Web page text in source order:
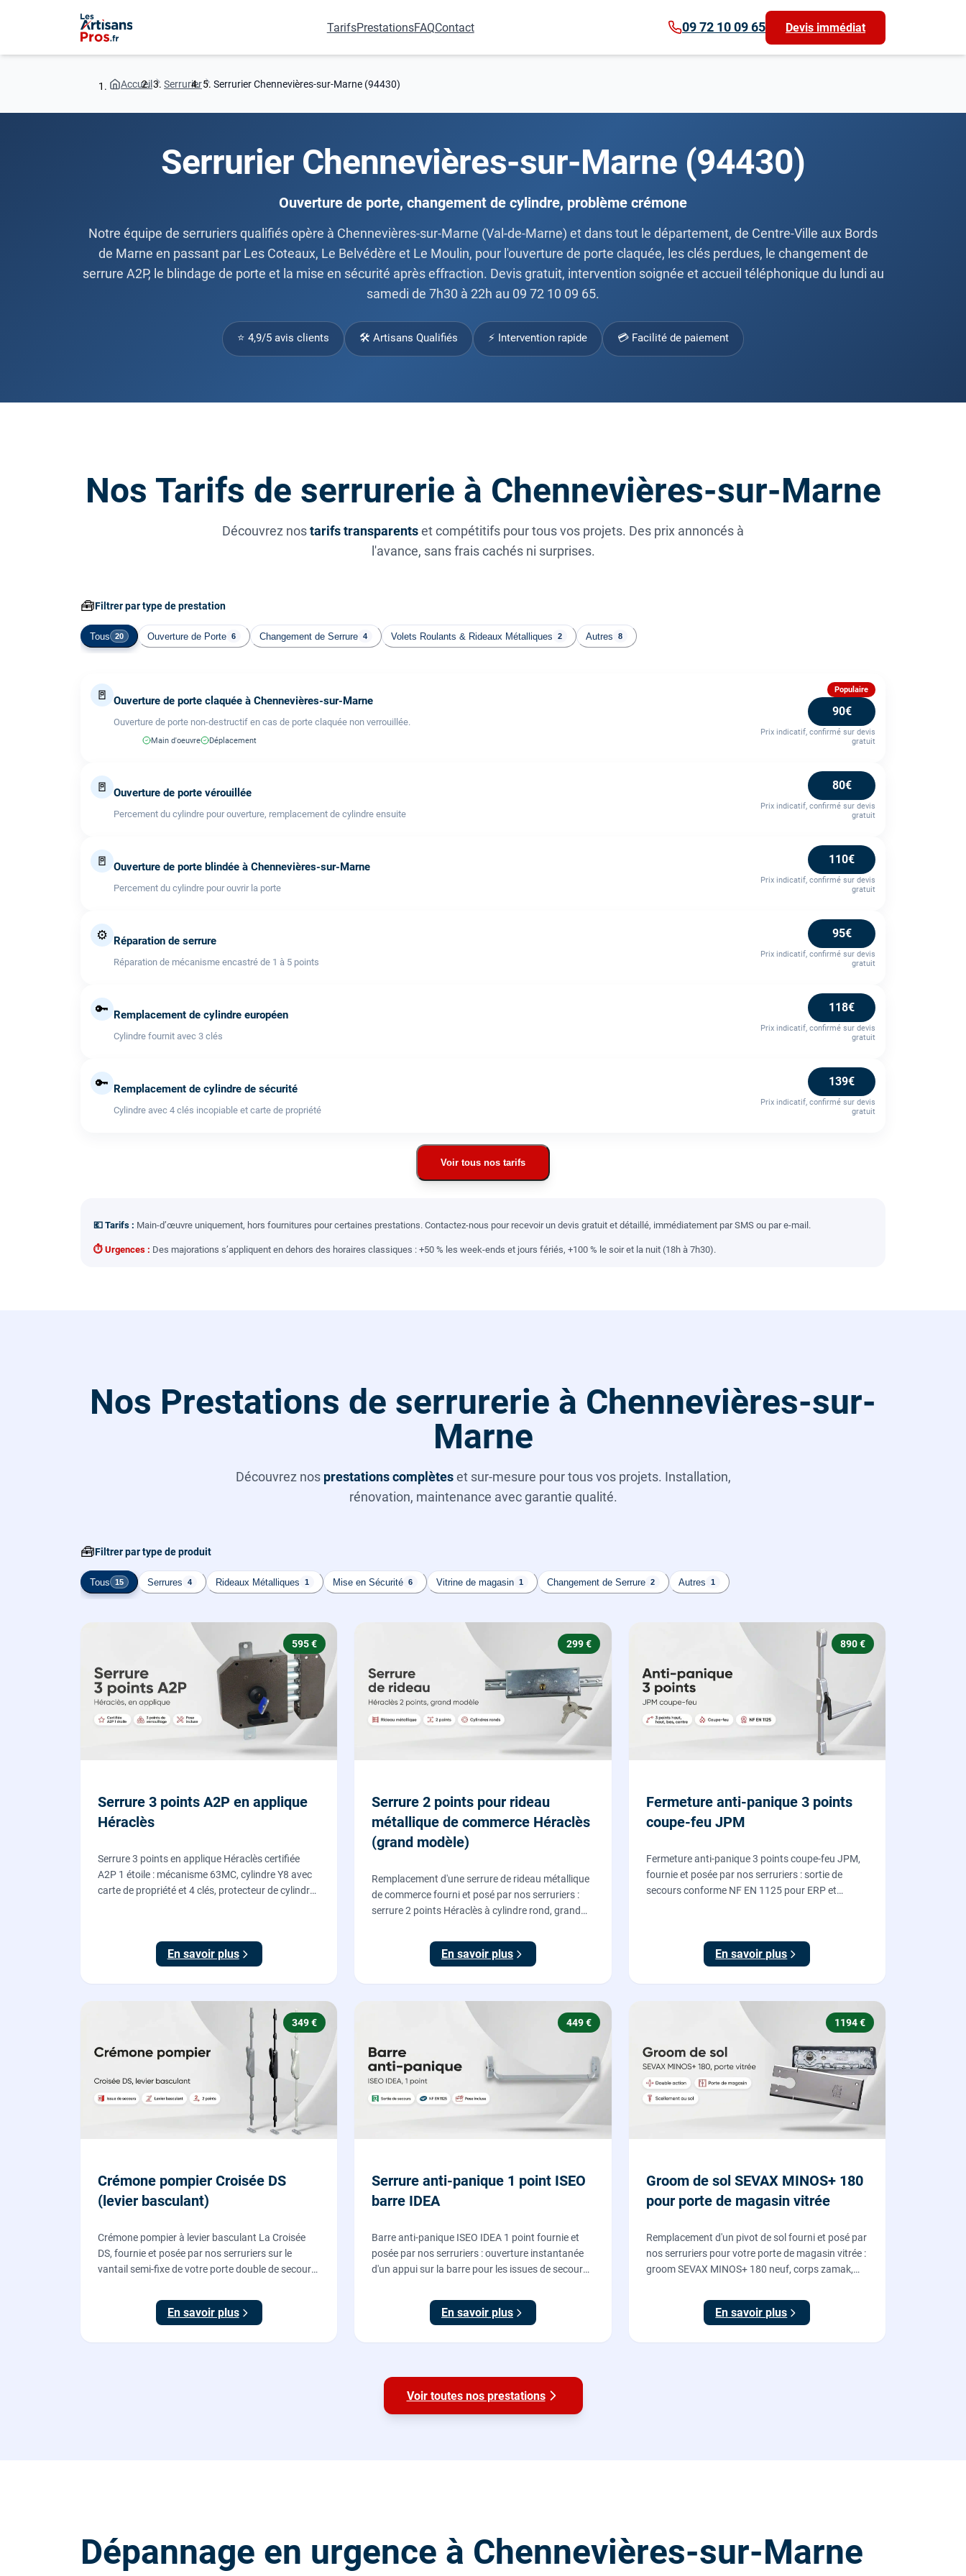
TarifsPrestationsFAQContact 09 72 10 09 65 Devis immédiat
Accueil Serrurier Serrurier Chennevières-sur-Marne (94430)
Serrurier Chennevières-sur-Marne (94430)
Ouverture de porte, changement de cylindre, problème crémone
Notre équipe de serruriers qualifiés opère à Chennevières-sur-Marne (Val-de-Marne) et dans tout le département, de Centre-Ville aux Bords
de Marne en passant par Les Coteaux, Le Belvédère et Le Moulin, pour l'ouverture de porte claquée, les clés perdues, le changement de
serrure A2P, le blindage de porte et la mise en sécurité après effraction. Devis gratuit, intervention soignée et accueil téléphonique du lundi au
samedi de 7h30 à 22h au 09 72 10 09 65.
⭐ 4,9/5 avis clients 🛠 Artisans Qualifiés ⚡ Intervention rapide 💳 Facilité de paiement
Nos Tarifs de serrurerie à Chennevières-sur-Marne
Découvrez nostarifs transparentset compétitifs pour tous vos projets. Des prix annoncés à
l'avance, sans frais cachés ni surprises.
🧰Filtrer par type de prestation
Tous 20 Ouverture de Porte 6 Changement de Serrure 4 Volets Roulants & Rideaux Métalliques 2 Autres 8
🚪 Ouverture de porte claquée à Chennevières-sur-Marne
Ouverture de porte non-destructif en cas de porte claquée non verrouillée.
Main d'oeuvre Déplacement
Populaire
90€
Prix indicatif, confirmé sur devis
gratuit
🚪 Ouverture de porte vérouillée
Percement du cylindre pour ouverture, remplacement de cylindre ensuite
80€
Prix indicatif, confirmé sur devis
gratuit
🚪 Ouverture de porte blindée à Chennevières-sur-Marne
Percement du cylindre pour ouvrir la porte
110€
Prix indicatif, confirmé sur devis
gratuit
⚙️ Réparation de serrure
Réparation de mécanisme encastré de 1 à 5 points
95€
Prix indicatif, confirmé sur devis
gratuit
🔑 Remplacement de cylindre européen
Cylindre fournit avec 3 clés
118€
Prix indicatif, confirmé sur devis
gratuit
🔑 Remplacement de cylindre de sécurité
Cylindre avec 4 clés incopiable et carte de propriété
139€
Prix indicatif, confirmé sur devis
gratuit
Voir tous nos tarifs
💶 Tarifs : Main-d’œuvre uniquement, hors fournitures pour certaines prestations. Contactez-nous pour recevoir un devis gratuit et détaillé, immédiatement par SMS ou par e-mail.
⏱ Urgences : Des majorations s’appliquent en dehors des horaires classiques : +50 % les week-ends et jours fériés, +100 % le soir et la nuit (18h à 7h30).
Nos Prestations de serrurerie à Chennevières-sur-
Marne
Découvrez nos prestations complèteset sur-mesure pour tous vos projets. Installation,
rénovation, maintenance avec garantie qualité.
🧰Filtrer par type de produit
Tous 15 Serrures 4 Rideaux Métalliques 1 Mise en Sécurité 6 Vitrine de magasin 1 Changement de Serrure 2 Autres 1
595 €
Serrure 3 points A2P en applique
Héraclès
Serrure 3 points en applique Héraclès certifiée
A2P 1 étoile : mécanisme 63MC, cylindre Y8 avec
carte de propriété et 4 clés, protecteur de cylindre
En savoir plus
299 €
Serrure 2 points pour rideau
métallique de commerce Héraclès
(grand modèle)
Remplacement d'une serrure de rideau métallique
de commerce fourni et posé par nos serruriers :
serrure 2 points Héraclès à cylindre rond, grand
tringle plate et réglage des deux points de
En savoir plus
890 €
Fermeture anti-panique 3 points
coupe-feu JPM
Fermeture anti-panique 3 points coupe-feu JPM,
fournie et posée par nos serruriers : sortie de
secours conforme NF EN 1125 pour ERP et
En savoir plus
349 €
Crémone pompier Croisée DS
(levier basculant)
Crémone pompier à levier basculant La Croisée
DS, fournie et posée par nos serruriers sur le
vantail semi-fixe de votre porte double de secours
ouverture testée.
En savoir plus
449 €
Serrure anti-panique 1 point ISEO
barre IDEA
Barre anti-panique ISEO IDEA 1 point fournie et
posée par nos serruriers : ouverture instantanée
d'un appui sur la barre pour les issues de secours
En savoir plus
1194 €
Groom de sol SEVAX MINOS+ 180
pour porte de magasin vitrée
Remplacement d'un pivot de sol fourni et posé par
nos serruriers pour votre porte de magasin vitrée :
groom SEVAX MINOS+ 180 neuf, corps zamak,
scellement au sol, réglage et essais. 995 euros HT
En savoir plus
Voir toutes nos prestations
Dépannage en urgence à Chennevières-sur-Marne